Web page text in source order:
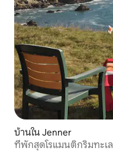
บ้านใน Jenner
ที่พักสุดโรแมนติกริมทะเล